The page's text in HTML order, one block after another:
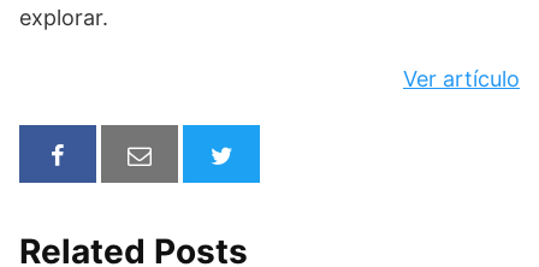
explorar.
Ver artículo
Related Posts